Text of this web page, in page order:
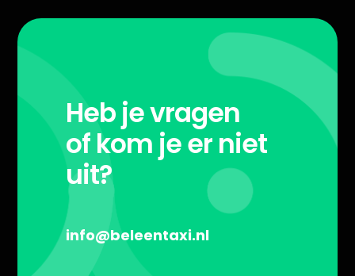
Heb je vragen
of kom je er niet
uit?
info@beleentaxi.nl